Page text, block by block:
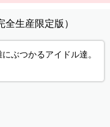
生産限定版）
ぶつかるアイドル達。